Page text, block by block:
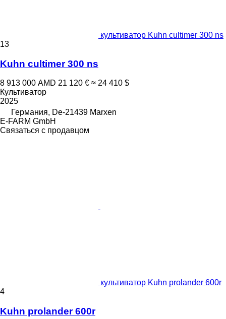
культиватор Kuhn cultimer 300 ns
13
Kuhn cultimer 300 ns
8 913 000 AMD 21 120 € ≈ 24 410 $
Культиватор
2025
Германия, De-21439 Marxen
E-FARM GmbH
Связаться с продавцом
культиватор Kuhn prolander 600r
4
Kuhn prolander 600r